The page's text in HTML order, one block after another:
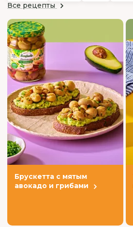
Все рецепты
Брускетта с мятым
авокадо и грибами